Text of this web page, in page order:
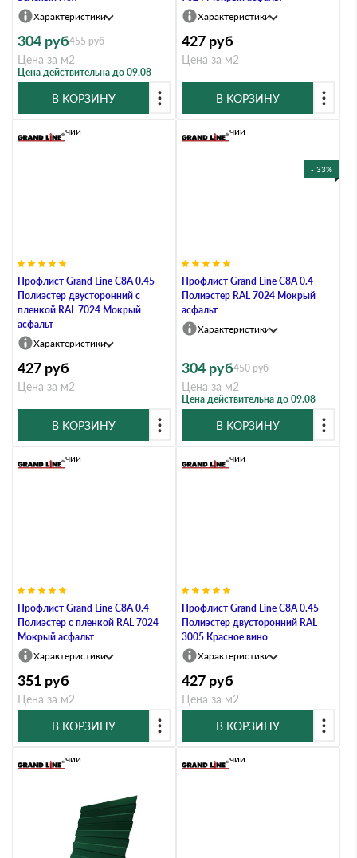
Характеристики
304 руб455руб
Цена за м2
Цена действительна до 09.08
В КОРЗИНУ
Характеристики
427 руб
Цена за м2
В КОРЗИНУ
Профлист Grand Line C8А 0.45
Полиэстер двусторонний с
пленкой RAL 7024 Мокрый
асфальт
В наличии
Характеристики
427 руб
Цена за м2
В КОРЗИНУ
- 33%
Профлист Grand Line C8A 0.4
Полиэстер RAL 7024 Мокрый
асфальт
В наличии
Характеристики
304 руб450руб
Цена за м2
Цена действительна до 09.08
В КОРЗИНУ
Профлист Grand Line C8А 0.4
Полиэстер с пленкой RAL 7024
Мокрый асфальт
В наличии
Характеристики
351 руб
Цена за м2
В КОРЗИНУ
Профлист Grand Line C8A 0.45
Полиэстер двусторонний RAL
3005 Красное вино
В наличии
Характеристики
427 руб
Цена за м2
В КОРЗИНУ
В наличии В наличии